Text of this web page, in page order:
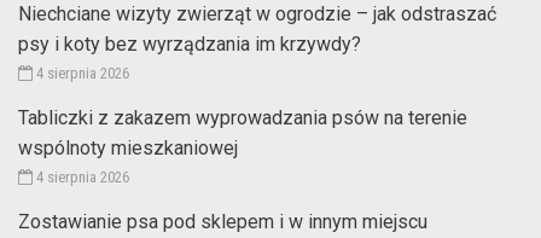
Niechciane wizyty zwierząt w ogrodzie – jak odstraszać
psy i koty bez wyrządzania im krzywdy?
4 sierpnia 2026
Tabliczki z zakazem wyprowadzania psów na terenie
wspólnoty mieszkaniowej
4 sierpnia 2026
Zostawianie psa pod sklepem i w innym miejscu